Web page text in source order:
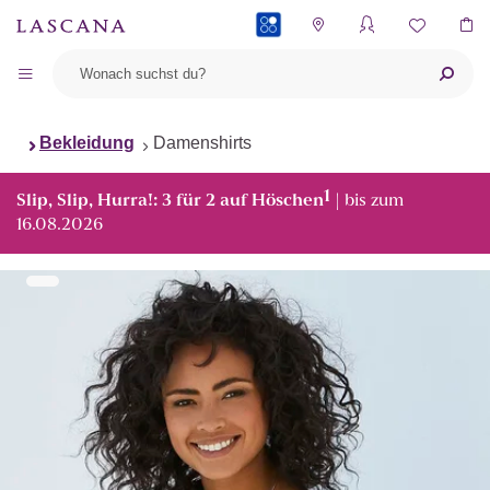
Bekleidung Damenshirts
Slip, Slip, Hurra!: 3 für 2 auf Höschen1 | bis zum
16.08.2026